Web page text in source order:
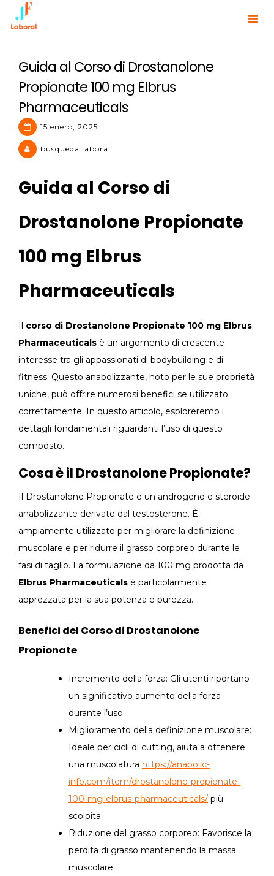
Guida al Corso di Drostanolone
Propionate 100 mg Elbrus
Pharmaceuticals
15 enero, 2025
busqueda laboral
Guida al Corso di
Drostanolone Propionate
100 mg Elbrus
Pharmaceuticals
Il corso di Drostanolone Propionate 100 mg Elbrus
Pharmaceuticals è un argomento di crescente
interesse tra gli appassionati di bodybuilding e di
fitness. Questo anabolizzante, noto per le sue proprietà
uniche, può offrire numerosi benefici se utilizzato
correttamente. In questo articolo, esploreremo i
dettagli fondamentali riguardanti l’uso di questo
composto.
Cosa è il Drostanolone Propionate?
Il Drostanolone Propionate è un androgeno e steroide
anabolizzante derivato dal testosterone. È
ampiamente utilizzato per migliorare la definizione
muscolare e per ridurre il grasso corporeo durante le
fasi di taglio. La formulazione da 100 mg prodotta da
Elbrus Pharmaceuticals è particolarmente
apprezzata per la sua potenza e purezza.
Benefici del Corso di Drostanolone
Propionate
Incremento della forza: Gli utenti riportano
un significativo aumento della forza
durante l’uso.
Miglioramento della definizione muscolare:
Ideale per cicli di cutting, aiuta a ottenere
una muscolatura https://anabolic-
info.com/item/drostanolone-propionate-
100-mg-elbrus-pharmaceuticals/ più
scolpita.
Riduzione del grasso corporeo: Favorisce la
perdita di grasso mantenendo la massa
muscolare.